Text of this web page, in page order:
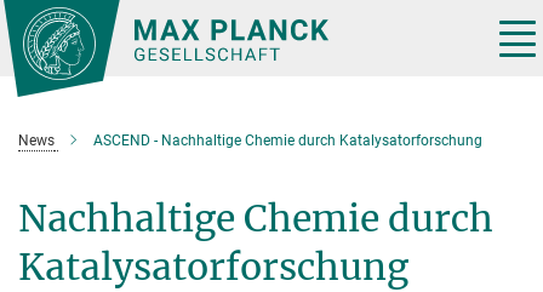
Hauptinhalt
News ASCEND - Nachhaltige Chemie durch Katalysatorforschung
Nachhaltige Chemie durch
Katalysatorforschung